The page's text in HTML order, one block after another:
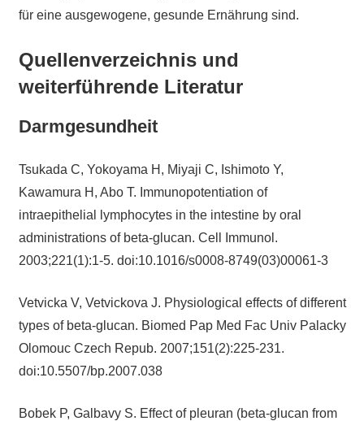
für eine ausgewogene, gesunde Ernährung sind.
Quellenverzeichnis und
weiterführende Literatur
Darmgesundheit
Tsukada C, Yokoyama H, Miyaji C, Ishimoto Y,
Kawamura H, Abo T. Immunopotentiation of
intraepithelial lymphocytes in the intestine by oral
administrations of beta-glucan. Cell Immunol.
2003;221(1):1-5. doi:10.1016/s0008-8749(03)00061-3
Vetvicka V, Vetvickova J. Physiological effects of different
types of beta-glucan. Biomed Pap Med Fac Univ Palacky
Olomouc Czech Repub. 2007;151(2):225-231.
doi:10.5507/bp.2007.038
Bobek P, Galbavy S. Effect of pleuran (beta-glucan from